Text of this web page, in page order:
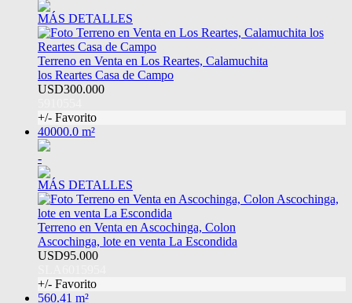
MÁS DETALLES
Terreno en Venta en Los Reartes, Calamuchita
los Reartes Casa de Campo
USD300.000
+/- Favorito
40000.0 m²
-
MÁS DETALLES
Terreno en Venta en Ascochinga, Colon
Ascochinga, lote en venta La Escondida
USD95.000
+/- Favorito
560.41 m²